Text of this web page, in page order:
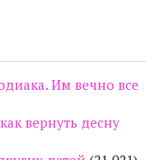
Им вечно все
вернуть десну